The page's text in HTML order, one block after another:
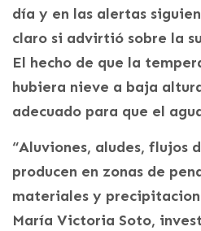
día y en las alertas
claro si advirtió sobre la
El hecho de que la
hubiera nieve a baja
adecuado para que el
“Aluviones, aludes, flujos
producen en zonas de
materiales y
María Victoria Soto,